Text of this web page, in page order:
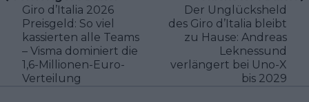
Giro d’Italia 2026
Preisgeld: So viel
kassierten alle Teams
– Visma dominiert die
1,6-Millionen-Euro-
Verteilung
Der Unglücksheld
des Giro d’Italia bleibt
zu Hause: Andreas
Leknessund
verlängert bei Uno-X
bis 2029